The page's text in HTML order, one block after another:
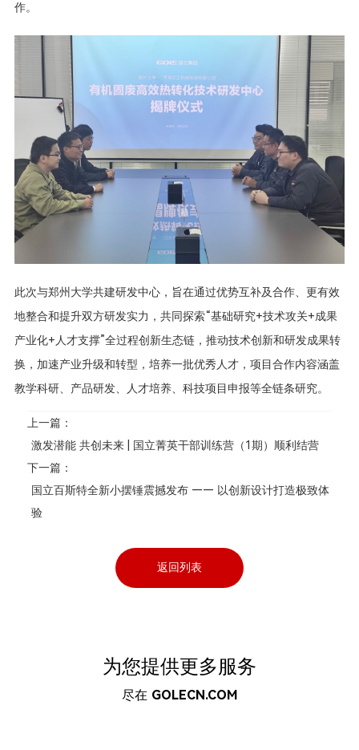
作。
此次与郑州大学共建研发中心，旨在通过优势互补及合作、更有效
地整合和提升双方研发实力，共同探索“基础研究+技术攻关+成果
产业化+人才支撑”全过程创新生态链，推动技术创新和研发成果转
换，加速产业升级和转型，培养一批优秀人才，项目合作内容涵盖
教学科研、产品研发、人才培养、科技项目申报等全链条研究。
上一篇：
激发潜能 共创未来 | 国立菁英干部训练营（1期）顺利结营
下一篇：
国立百斯特全新小摆锤震撼发布 —— 以创新设计打造极致体
验
返回列表
为您提供更多服务
尽在 GOLECN.COM